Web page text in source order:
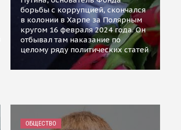
борьбы с коррупцией, скончался
в колонии в Харпе за Полярным
кругом 16 февраля 2024 года. Он
отбывал там наказание по
целому ряду политических статей
ОБЩЕСТВО